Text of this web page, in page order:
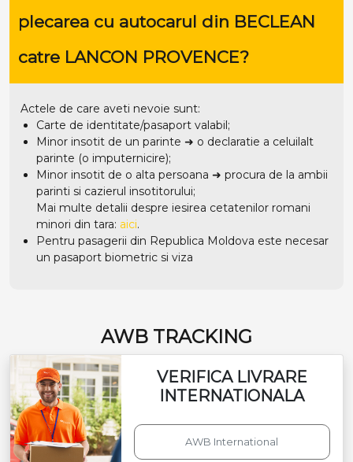
plecarea cu autocarul din BECLEAN
catre LANCON PROVENCE?
Actele de care aveti nevoie sunt:
Carte de identitate/pasaport valabil;
Minor insotit de un parinte ➜ o declaratie a celuilalt
parinte (o imputernicire);
Minor insotit de o alta persoana ➜ procura de la ambii
parinti si cazierul insotitorului;
Mai multe detalii despre iesirea cetatenilor romani
minori din tara: aici.
Pentru pasagerii din Republica Moldova este necesar
un pasaport biometric si viza
AWB TRACKING
VERIFICA LIVRARE
INTERNATIONALA